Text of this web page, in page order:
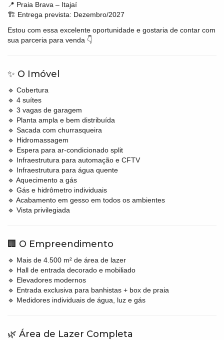
📍 Praia Brava – Itajaí
🏗️ Entrega prevista: Dezembro/2027
Estou com essa excelente oportunidade e gostaria de contar com
sua parceria para venda 👇
✨ O Imóvel
🔹 Cobertura
🔹 4 suítes
🔹 3 vagas de garagem
🔹 Planta ampla e bem distribuída
🔹 Sacada com churrasqueira
🔹 Hidromassagem
🔹 Espera para ar-condicionado split
🔹 Infraestrutura para automação e CFTV
🔹 Infraestrutura para água quente
🔹 Aquecimento a gás
🔹 Gás e hidrômetro individuais
🔹 Acabamento em gesso em todos os ambientes
🔹 Vista privilegiada
🏢 O Empreendimento
🔹 Mais de 4.500 m² de área de lazer
🔹 Hall de entrada decorado e mobiliado
🔹 Elevadores modernos
🔹 Entrada exclusiva para banhistas + box de praia
🔹 Medidores individuais de água, luz e gás
🌿 Área de Lazer Completa